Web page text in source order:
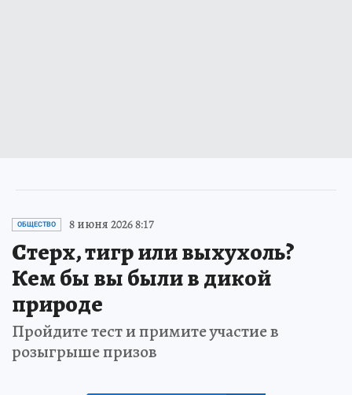
ОБЩЕСТВО 8 июня 2026 8:17
Стерх, тигр или выхухоль?
Кем бы вы были в дикой
природе
Пройдите тест и примите участие в
розыгрыше призов